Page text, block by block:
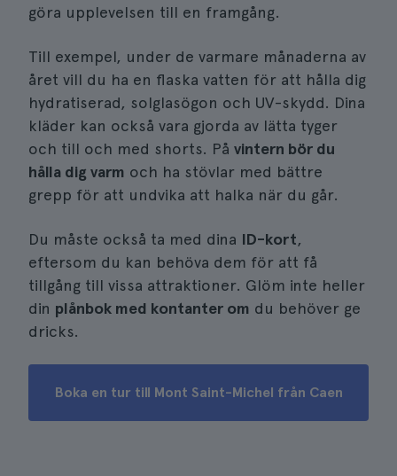
göra upplevelsen till en framgång.
Till exempel, under de varmare månaderna av
året vill du ha en flaska vatten för att hålla dig
hydratiserad, solglasögon och UV-skydd. Dina
kläder kan också vara gjorda av lätta tyger
och till och med shorts. På vintern bör du
hålla dig varm och ha stövlar med bättre
grepp för att undvika att halka när du går.
Du måste också ta med dina ID-kort,
eftersom du kan behöva dem för att få
tillgång till vissa attraktioner. Glöm inte heller
din plånbok med kontanter om du behöver ge
dricks.
Boka en tur till Mont Saint-Michel från Caen